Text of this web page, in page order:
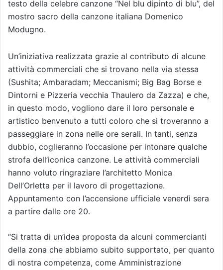
testo della celebre canzone “Nel blu dipinto di blu”, del
mostro sacro della canzone italiana Domenico
Modugno.
Un’iniziativa realizzata grazie al contributo di alcune
attività commerciali che si trovano nella via stessa
(Sushita; Ambaradam; Meccanismi; Big Bag Borse e
Dintorni e Pizzeria vecchia Thaulero da Zazza) e che,
in questo modo, vogliono dare il loro personale e
artistico benvenuto a tutti coloro che si troveranno a
passeggiare in zona nelle ore serali. In tanti, senza
dubbio, coglieranno l’occasione per intonare qualche
strofa dell’iconica canzone. Le attività commerciali
hanno voluto ringraziare l’architetto Monica
Dell’Orletta per il lavoro di progettazione.
Appuntamento con l’accensione ufficiale venerdì sera
a partire dalle ore 20.
“Si tratta di un’idea proposta da alcuni commercianti
della zona che abbiamo subito supportato, per quanto
di nostra competenza, come Amministrazione